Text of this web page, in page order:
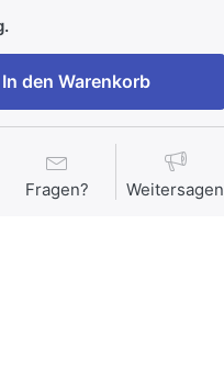
In den Warenkorb
Fragen? Weitersagen